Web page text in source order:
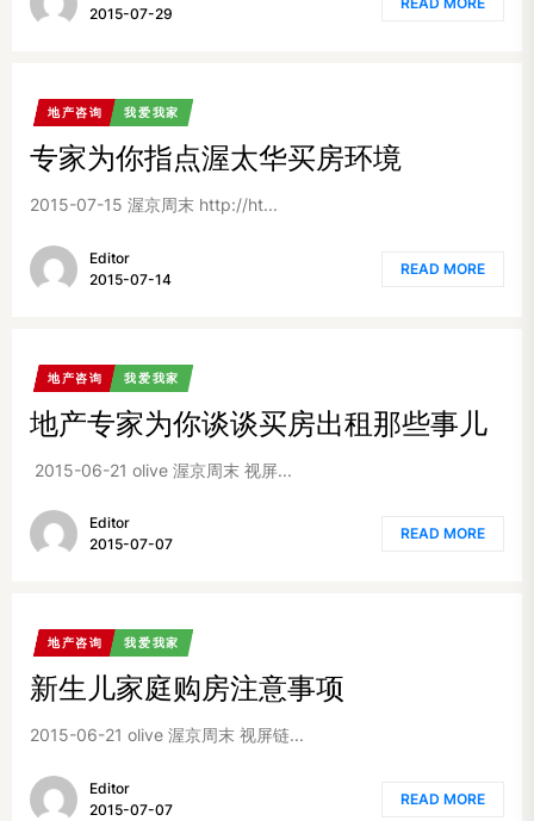
2015-07-29
地产咨询 我爱我家
专家为你指点渥太华买房环境
2015-07-15 渥京周末 http://ht...
Editor
2015-07-14
READ MORE
地产咨询 我爱我家
地产专家为你谈谈买房出租那些事儿
2015-06-21 olive 渥京周末 视屏...
Editor
2015-07-07
READ MORE
地产咨询 我爱我家
新生儿家庭购房注意事项
2015-06-21 olive 渥京周末 视屏链...
Editor
2015-07-07
READ MORE